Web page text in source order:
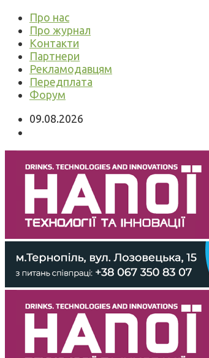
Про нас
Про журнал
Контакти
Партнери
Рекламодавцям
Передплата
Форум
09.08.2026